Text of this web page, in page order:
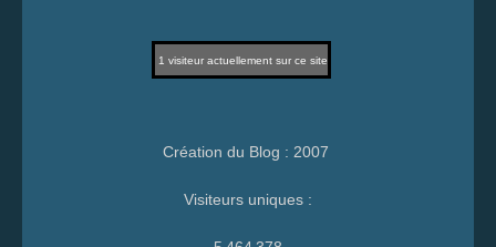
1 visiteur actuellement sur ce site
Création du Blog : 2007
Visiteurs uniques :